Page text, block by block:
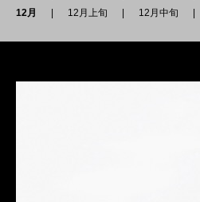
12月
12月上旬 12月中旬